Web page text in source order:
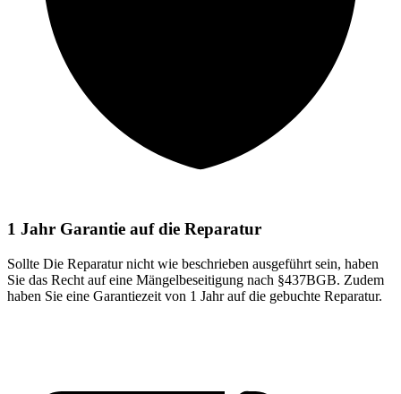
1 Jahr Garantie auf die Reparatur
Sollte Die Reparatur nicht wie beschrieben ausgeführt sein, haben
Sie das Recht auf eine Mängelbeseitigung nach §437BGB. Zudem
haben Sie eine Garantiezeit von 1 Jahr auf die gebuchte Reparatur.